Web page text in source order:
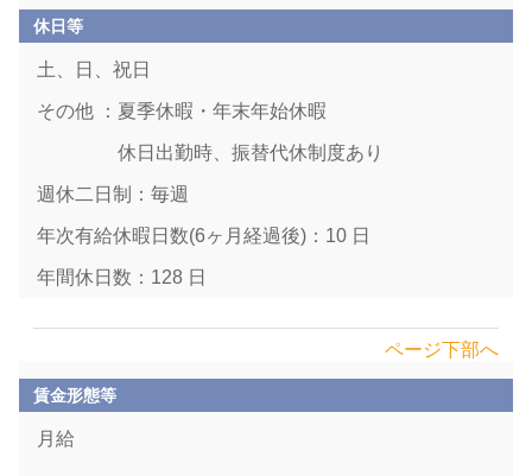
休日等
土、日、祝日
その他 ：夏季休暇・年末年始休暇
休日出勤時、振替代休制度あり
週休二日制：毎週
年次有給休暇日数(6ヶ月経過後)：10 日
年間休日数：128 日
ページ下部へ
賃金形態等
月給